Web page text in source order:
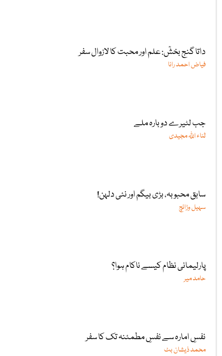
داتا گنج بخشؒ: علم اور محبت کا لازوال سفر
فیاض احمد رانا
جب لٹیرے دوبارہ ملے
ثناء اللّٰہ مجیدی
سابق محبوبہ، بڑی بیگم اور نئی دلہن!
سہیل وڑائچ
پارلیمانی نظام کیسے ناکام ہوا؟
حامد میر
نفسِ امارہ سے نفسِ مطمئنہ تک کا سفر
محمد ذیشان بٹ